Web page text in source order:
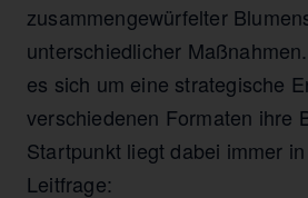
zusammengewürfelter
unterschiedlicher
es sich um eine strategische
verschiedenen Formaten ihre
Startpunkt liegt dabei immer
Leitfrage: